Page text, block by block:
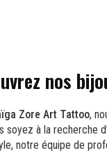
nos
Zore Art Tattoo,
soyez à la recherche
notre équipe de